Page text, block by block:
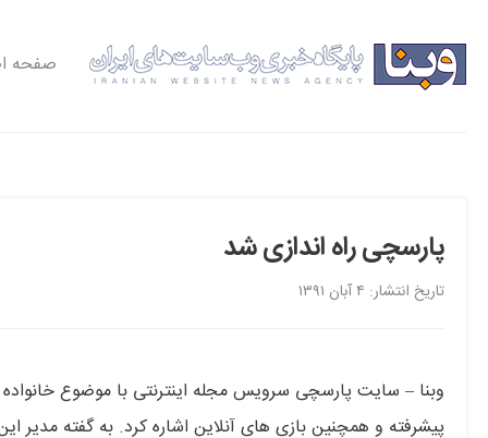
صفحه
پارسچی راه اندازی شد
تاریخ انتشار: ۴ آبان ۱۳۹۱
وبنا – سایت پارسچی سرویس مجله اینترنتی با موضوع